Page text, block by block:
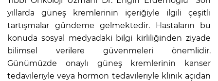
yıllarda güneş kremlerinin içeriğiyle ilgili çeşitli
tartışmalar gündeme gelmektedir. Hastaların bu
konuda sosyal medyadaki bilgi kirliliğinden ziyade
bilimsel verilere güvenmeleri önemlidir.
Günümüzde onaylı güneş kremlerinin kanser
tedavileriyle veya hormon tedavileriyle klinik açıdan